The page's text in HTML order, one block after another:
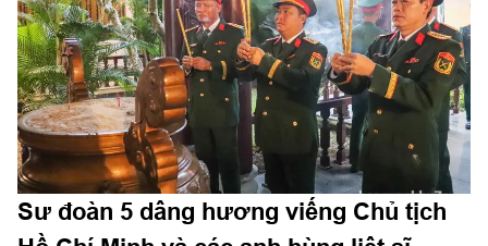
tỉnh; Đại tá Phạm Ngọc Thạch, Phó Chỉ huy trưởng Bộ CHQS
tỉnh.
Sư đoàn 5 dâng hương viếng Chủ tịch